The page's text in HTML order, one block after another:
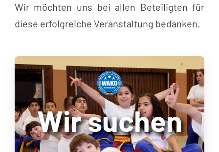
Wir möchten uns bei allen Beteiligten für
diese erfolgreiche Veranstaltung bedanken.
Wir suchen